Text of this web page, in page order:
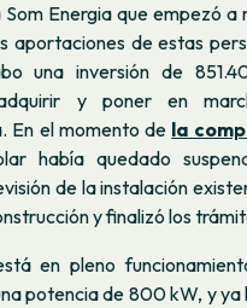
Energia que empezó a
aportaciones de estas
una inversión de
y poner en
En el momento de la
había quedado
de la instalación
y finalizó los
en pleno
potencia de 800 kW, y ya